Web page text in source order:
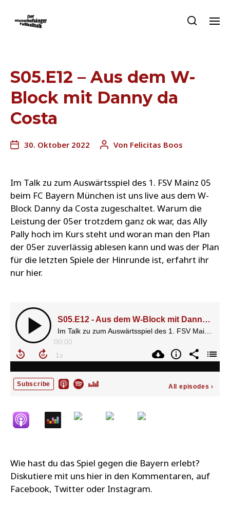
S05.E12 – Aus dem W-
Block mit Danny da
Costa
30. Oktober 2022 Von Felicitas Boos
Im Talk zu zum Auswärtsspiel des 1. FSV Mainz 05
beim FC Bayern München ist uns live aus dem W-
Block Danny da Costa zugeschaltet. Warum die
Leistung der 05er trotzdem ganz ok war, das Ally
Pally hoch im Kurs steht und woran man den Plan
der 05er zuverlässig ablesen kann und was der Plan
für die letzten Spiele der Hinrunde ist, erfahrt ihr
nur hier.
Wie hast du das Spiel gegen die Bayern erlebt?
Diskutiere mit uns hier in den Kommentaren, auf
Facebook, Twitter oder Instagram.